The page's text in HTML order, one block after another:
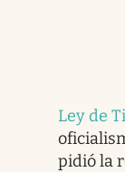
Ley de
pidió la